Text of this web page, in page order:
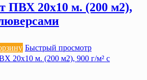
ПВХ 20х10 м. (200 м2),
Быстрый просмотр